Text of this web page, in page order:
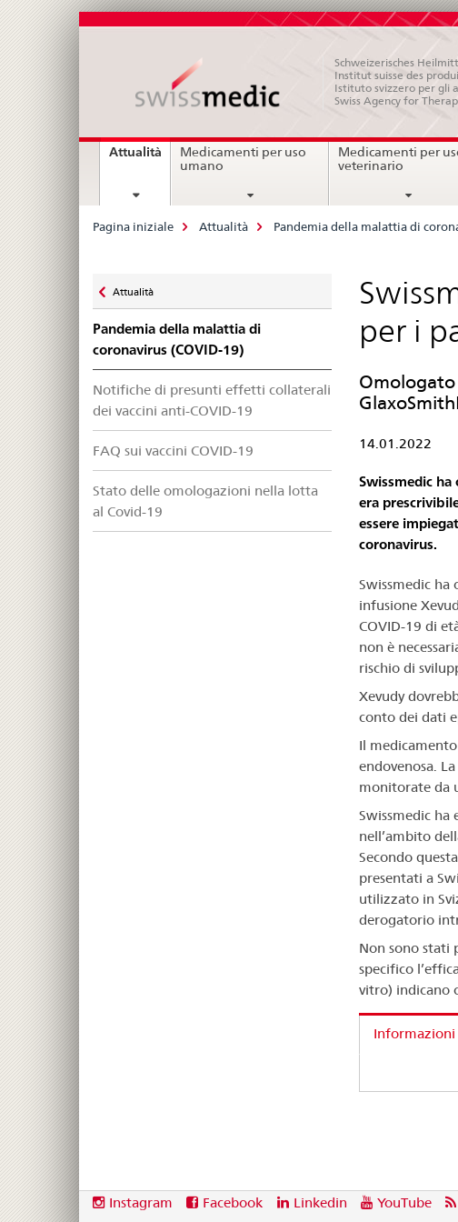
Schweizerisches
Institut suisse des
Istituto svizzero per gli
Swiss Agency for
Navigation
Attualità current
page
Medicamenti per uso
umano
Medicamenti per
veterinario
Breadcrumb
Pagina iniziale Attualità Pandemia della malattia di
zu
Attualità
Pandemia della malattia di
coronavirus (COVID-19)
Notifiche di presunti effetti collaterali
dei vaccini anti-COVID-19
FAQ sui vaccini COVID-19
Stato delle omologazioni nella lotta
al Covid-19
per i
Omologato
14.01.2022
Swissmedic
era
essere
coronavirus.
Swissmedic
infusione
COVID-19 di
non è
rischio di
Xevudy
conto dei dati
Il
endovenosa.
monitorate da
Swissmedic ha
nell’ambito
Secondo
presentati a
utilizzato in
derogatorio
Non sono stati
specifico
vitro) indicano
Footer
SocialInstagram Facebook Linkedin YouTube